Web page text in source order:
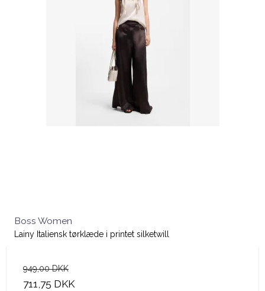
Boss Women
Lainy Italiensk tørklæde i printet silketwill
949,00 DKK
711,75 DKK